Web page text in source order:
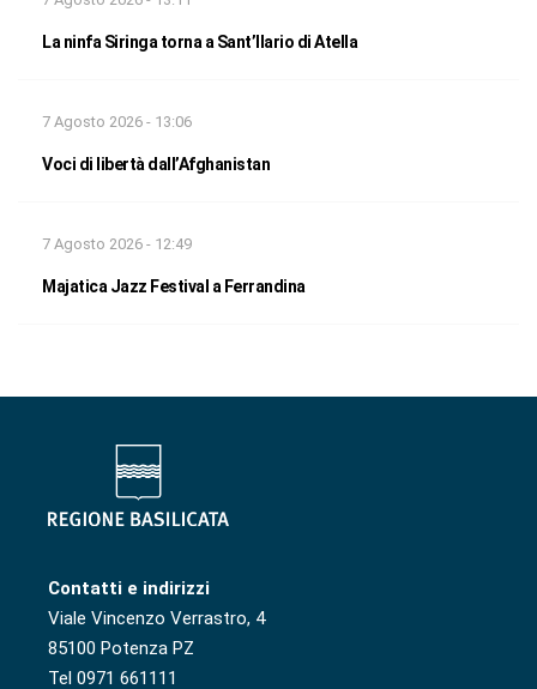
La ninfa Siringa torna a Sant’Ilario di Atella
7 Agosto 2026 - 13:06
Voci di libertà dall’Afghanistan
7 Agosto 2026 - 12:49
Majatica Jazz Festival a Ferrandina
Contatti e indirizzi
Viale Vincenzo Verrastro, 4
85100 Potenza PZ
Tel 0971 661111